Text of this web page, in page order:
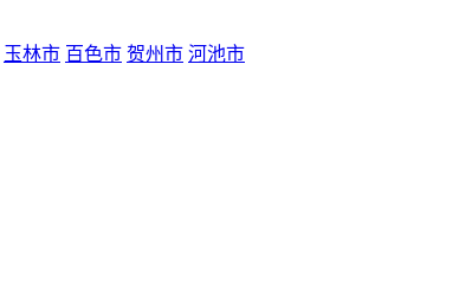
玉林市 百色市 贺州市 河池市